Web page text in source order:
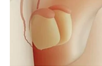
Vaša komunikacija, vaša
ljudima i da brzo
Iskoristite to maksimalno.